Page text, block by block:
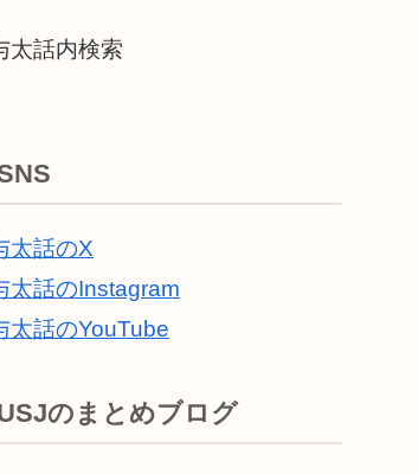
太話内検索
太話のX
太話のInstagram
太話のYouTube
のまとめブログ